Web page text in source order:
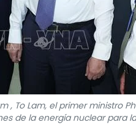
, To Lam, el primer ministro
de la energía nuclear para